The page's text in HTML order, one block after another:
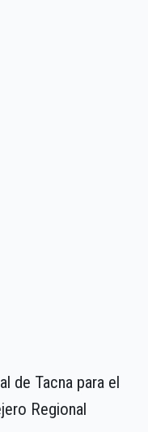
de Tacna para el
Regional